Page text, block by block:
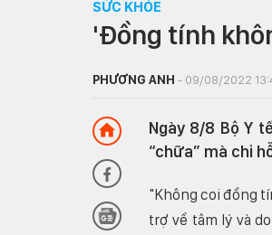
SỨC KHỎE
'Đồng tính
PHƯƠNG ANH - 09/08/2022
Ngày 8/8 Bộ Y
“chữa” mà chỉ
"Không coi đồng
trợ về tâm lý và